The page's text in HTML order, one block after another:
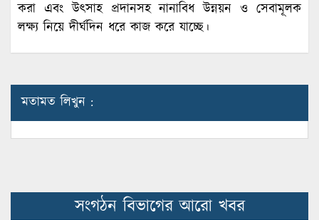
করা এবং উৎসাহ প্রদানসহ নানাবিধ উন্নয়ন ও সেবামূলক
লক্ষ্য নিয়ে দীর্ঘদিন ধরে কাজ করে যাচ্ছে।
মতামত লিখুন :
সংগঠন বিভাগের আরো খবর